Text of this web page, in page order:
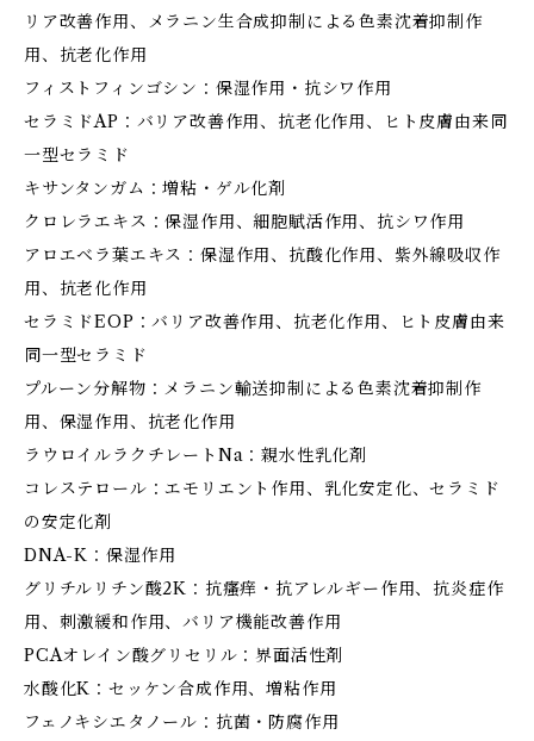
リア改善作用、メラニン生合成抑制による色素沈着抑制作
用、抗老化作用
フィストフィンゴシン：保湿作用・抗シワ作用
セラミドAP：バリア改善作用、抗老化作用、ヒト皮膚由来同
一型セラミド
キサンタンガム：増粘・ゲル化剤
クロレラエキス：保湿作用、細胞賦活作用、抗シワ作用
アロエベラ葉エキス：保湿作用、抗酸化作用、紫外線吸収作
用、抗老化作用
セラミドEOP：バリア改善作用、抗老化作用、ヒト皮膚由来
同一型セラミド
プルーン分解物：メラニン輸送抑制による色素沈着抑制作
用、保湿作用、抗老化作用
ラウロイルラクチレートNa：親水性乳化剤
コレステロール：エモリエント作用、乳化安定化、セラミド
の安定化剤
DNA-K：保湿作用
グリチルリチン酸2K：抗瘙痒・抗アレルギー作用、抗炎症作
用、刺激緩和作用、バリア機能改善作用
PCAオレイン酸グリセリル：界面活性剤
水酸化K：セッケン合成作用、増粘作用
フェノキシエタノール：抗菌・防腐作用